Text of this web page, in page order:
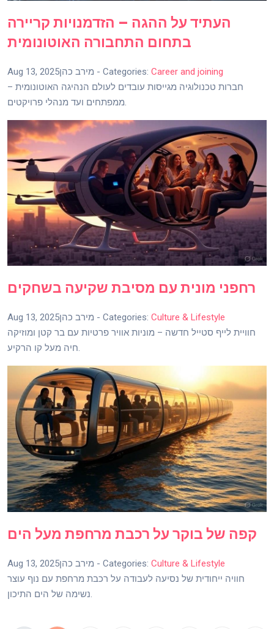
העתיד על ההגה – הזדמנויות קריירה
בתחום התחבורה האוטונומית
Aug 13, 2025מירב כהן - Categories: Career and joining
חברות טכנולוגיה מגייסות עובדים לעולם הנהיגה האוטונומית –
ממפתחים ועד מנהלי פרויקטים.
רחפני מונית עם מסיבת שקיעה בשחקים
Aug 13, 2025מירב כהן - Categories: Culture & Lifestyle
חוויית לייף סטייל חדשה – מוניות אוויר פרטיות עם בר קטן ומוזיקה
חיה מעל קו הרקיע.
קפה של בוקר על רכבת מרחפת מעל הים
Aug 13, 2025מירב כהן - Categories: Culture & Lifestyle
חוויה ייחודית של נסיעה לעבודה על רכבת מרחפת עם נוף עוצר
נשימה של הים התיכון.